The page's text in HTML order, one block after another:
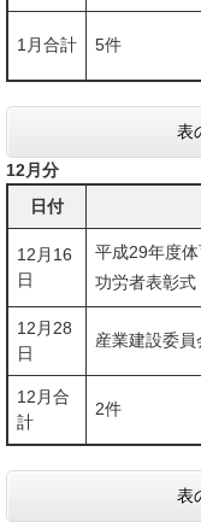
1月合計 5件
表
12月分
日付
12月16
日
平成29年度
功労者表彰式
12月28
日
産業建設委員
12月合
計
2件
表